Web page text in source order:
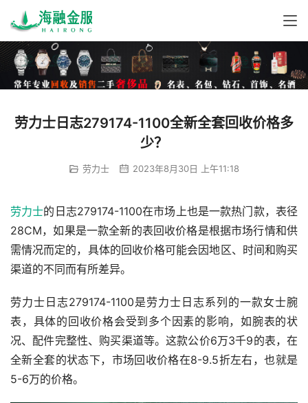
劳力士日志279174-1100全新全套回收价格多
少？
劳力士 2023年8月30日 上午11:18
劳力士的日志279174-1100在市场上也是一款热门款，表径
28CM，如果是一款全新的表回收价格是根据市场行情和供
需情况而定的，具体的回收价格可能会因地区、时间和购买
渠道的不同而有所差异。
劳力士日志279174-1100是劳力士日志系列的一款女士腕
表，具体的回收价格会受到多个因素的影响，如腕表的状
况、配件完整性、购买渠道等。这款公价6万3千9的表，在
全新全套的状态下，市场回收价格在8-9.5折左右，也就是
5-6万的价格。